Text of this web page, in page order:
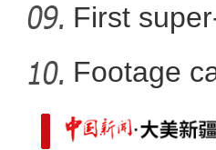
gold
First
Footage
in